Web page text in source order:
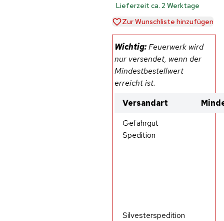
Lieferzeit ca. 2 Werktage
Zur Wunschliste hinzufügen
Wichtig:Feuerwerk wird
nur versendet, wenn der
Mindestbestellwert
erreicht ist.
Versandart
Gefahrgut
Spedition
Silvesterspedition